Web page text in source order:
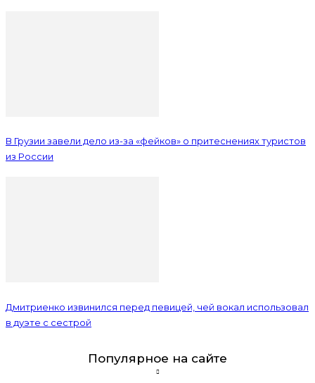
В Грузии завели дело из-за «фейков» о притеснениях туристов
из России
Дмитриенко извинился перед певицей, чей вокал использовал
в дуэте с сестрой
Популярное на сайте